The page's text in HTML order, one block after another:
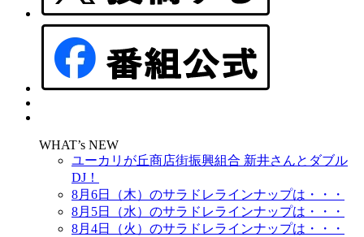
WHAT’s NEW
ユーカリが丘商店街振興組合 新井さんとダブル
DJ！
8月6日（木）のサラドレラインナップは・・・
8月5日（水）のサラドレラインナップは・・・
8月4日（火）のサラドレラインナップは・・・